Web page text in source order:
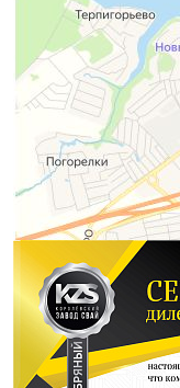
Гарантии
Заказать звонок